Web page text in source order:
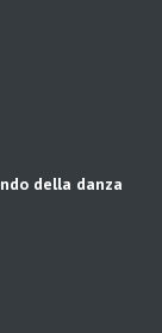
della danza